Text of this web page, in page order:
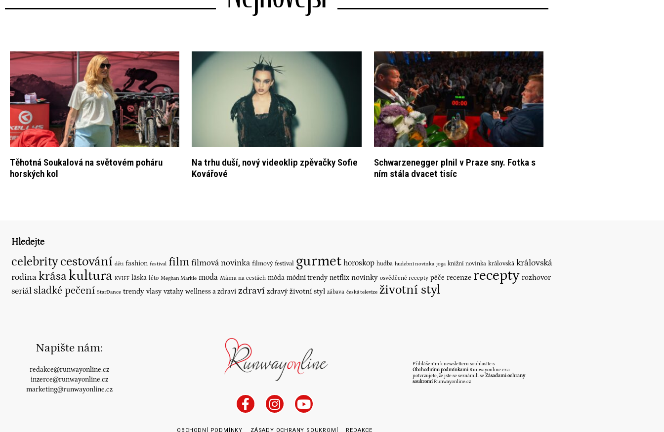
Těhotná Soukalová na světovém poháru
horských kol
Na trhu duší, nový videoklip zpěvačky Sofie
Kovářové
Schwarzenegger plnil v Praze sny. Fotka s
ním stála dvacet tisíc
Hledejte
celebritycestování děti fashion festival film filmová novinka filmový festival gurmet horoskop hudba hudební novinka joga knižní novinka královská královská
rodina krása kultura KVIFF láska léto Meghan Markle moda Máma na cestách móda módní trendy netflix novinky osvědčené recepty péče recenze recepty rozhovor
seriál sladké pečení StarDance trendy vlasy vztahy wellness a zdraví zdraví zdravý životní styl zábava česká televize životní styl
Napište nám:
redakce@runwayonline.cz
inzerce@runwayonline.cz
marketing@runwayonline.cz
OBCHODNÍ PODMÍNKY ZÁSADY OCHRANY SOUKROMÍ REDAKCE
Přihlášením k newsletteru souhlasíte s
Obchodními podmínkami Runwayonline.cz a
potvrzujete, že jste se seznámili se Zásadami ochrany
soukromíRunwayonline.cz